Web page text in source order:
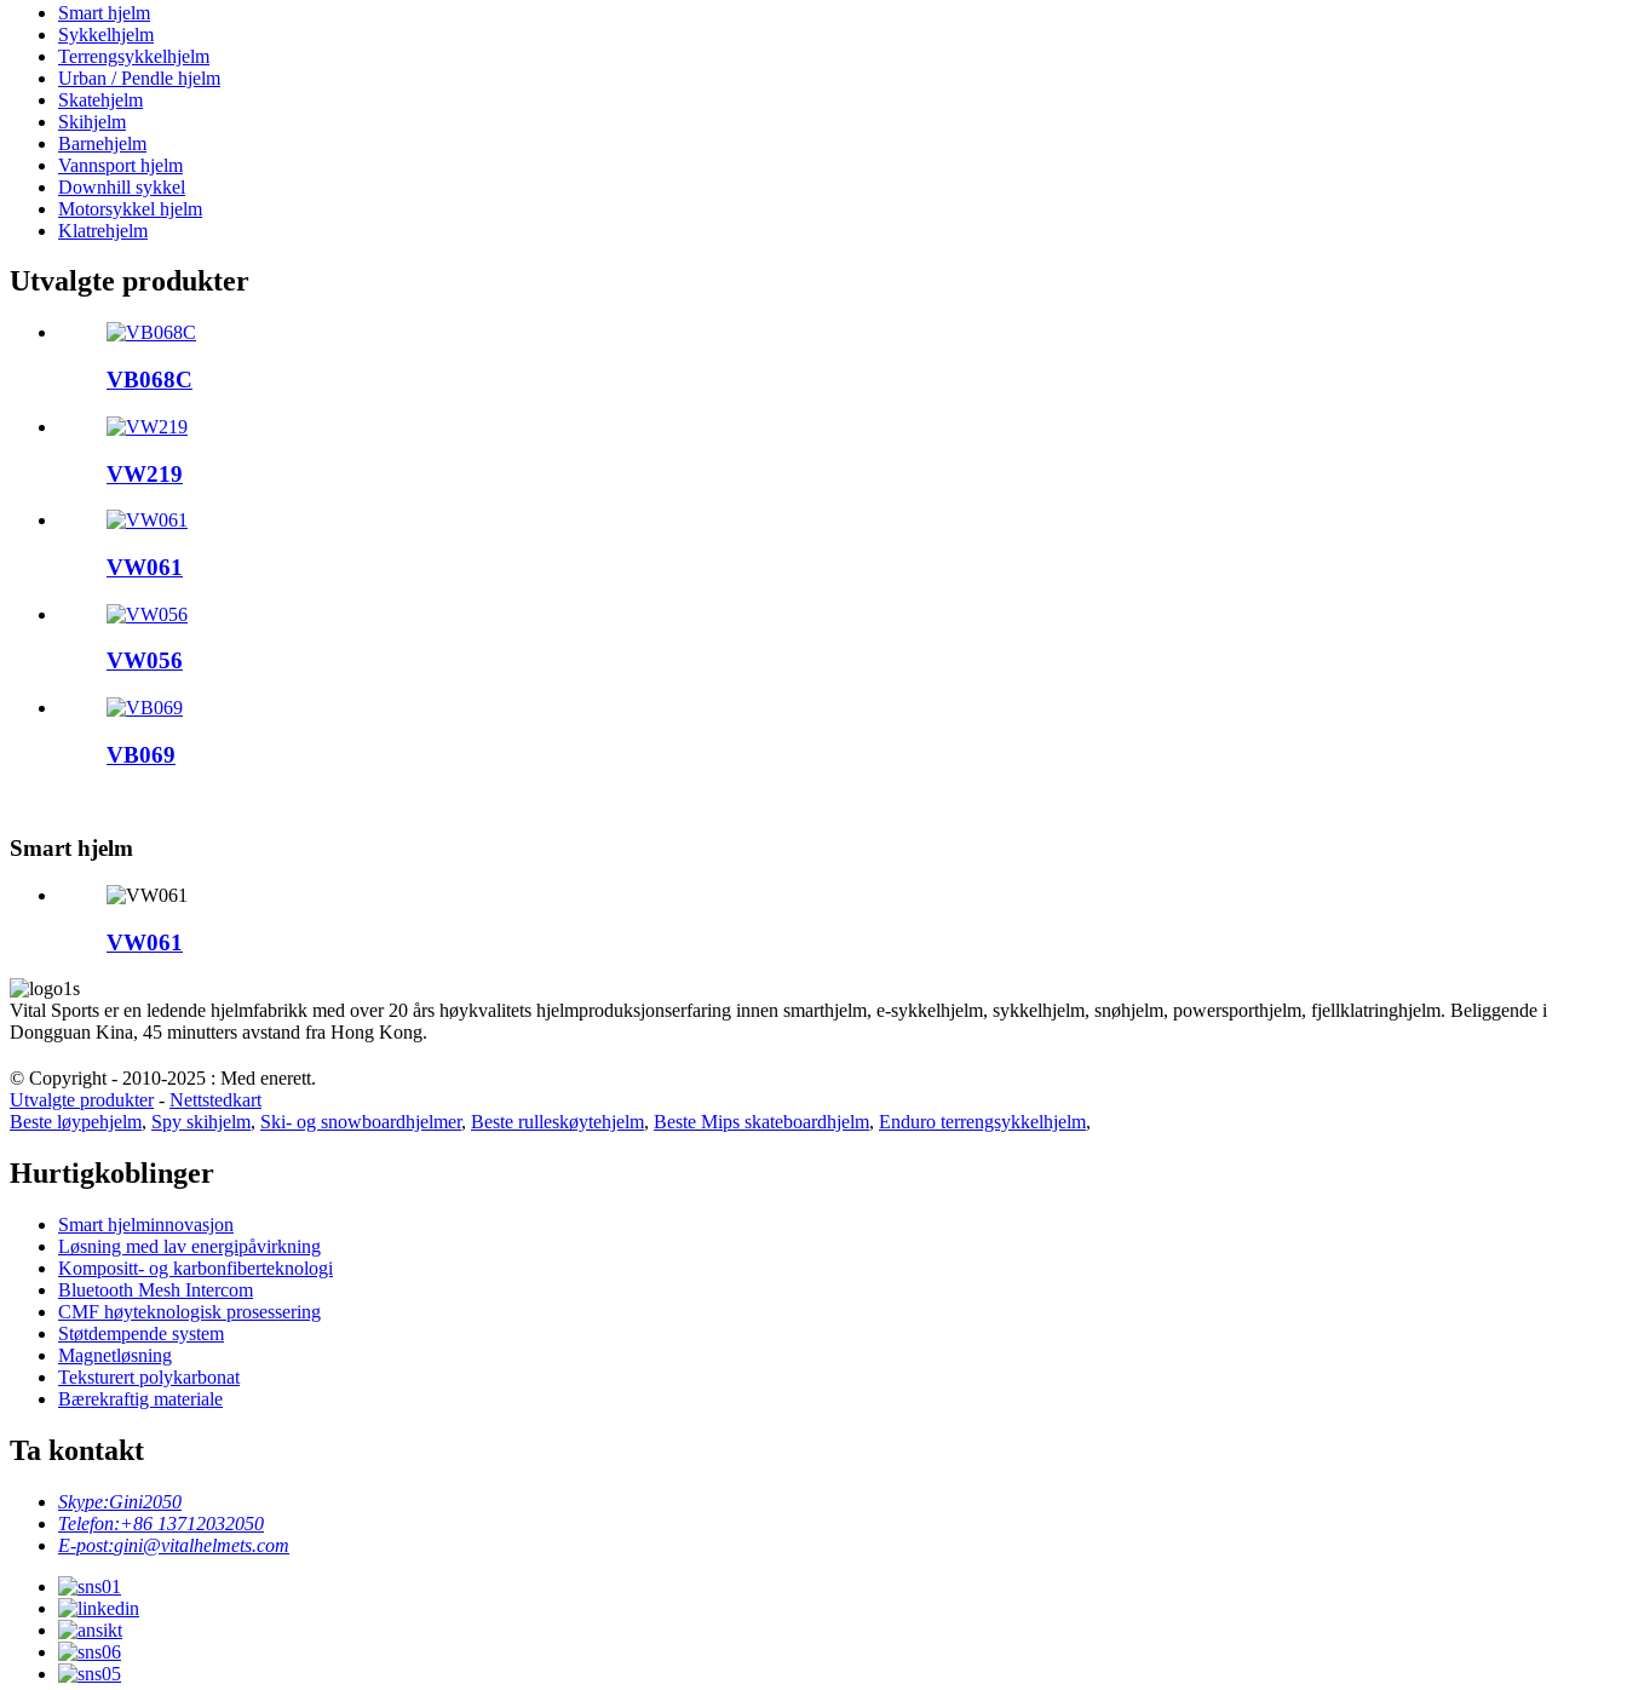
Smart hjelm
Sykkelhjelm
Terrengsykkelhjelm
Urban / Pendle hjelm
Skatehjelm
Skihjelm
Barnehjelm
Vannsport hjelm
Downhill sykkel
Motorsykkel hjelm
Klatrehjelm
Utvalgte produkter
VB068C
VW219
VW061
VW056
VB069
Smart hjelm
VW061
Vital Sports er en ledende hjelmfabrikk med over 20 års høykvalitets hjelmproduksjonserfaring innen smarthjelm, e-sykkelhjelm, sykkelhjelm, snøhjelm, powersporthjelm, fjellklatringhjelm. Beliggende i
Dongguan Kina, 45 minutters avstand fra Hong Kong.
© Copyright - 2010-2025 : Med enerett.
Utvalgte produkter- Nettstedkart
Beste løypehjelm, Spy skihjelm, Ski- og snowboardhjelmer, Beste rulleskøytehjelm, Beste Mips skateboardhjelm, Enduro terrengsykkelhjelm,
Hurtigkoblinger
Smart hjelminnovasjon
Løsning med lav energipåvirkning
Kompositt- og karbonfiberteknologi
Bluetooth Mesh Intercom
CMF høyteknologisk prosessering
Støtdempende system
Magnetløsning
Teksturert polykarbonat
Bærekraftig materiale
Ta kontakt
Skype:Gini2050
Telefon:+86 13712032050
E-post:gini@vitalhelmets.com